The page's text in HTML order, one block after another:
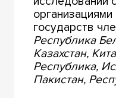
государств
Республика
Казахстан,
Республика,
Пакистан,